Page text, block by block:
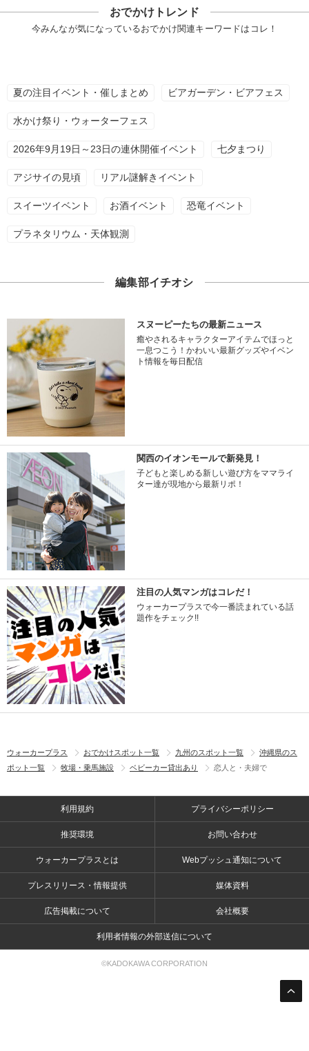
おでかけトレンド
今みんなが気になっているおでかけ関連キーワードはコレ！
夏の注目イベント・催しまとめ ビアガーデン・ビアフェス
水かけ祭り・ウォーターフェス
2026年9月19日～23日の連休開催イベント 七夕まつり
アジサイの見頃 リアル謎解きイベント
スイーツイベント お酒イベント 恐竜イベント
プラネタリウム・天体観測
編集部イチオシ
スヌーピーたちの最新ニュース
癒やされるキャラクターアイテムでほっと
一息つこう！かわいい最新グッズやイベン
ト情報を毎日配信
関西のイオンモールで新発見！
子どもと楽しめる新しい遊び方をママライ
ター達が現地から最新リポ！
注目の人気マンガはコレだ！
ウォーカープラスで今一番読まれている話
題作をチェック!!
ウォーカープラス おでかけスポット一覧 九州のスポット一覧
沖縄県のス
ポット一覧
牧場・乗馬施設 ベビーカー貸出あり 恋人と・夫婦で
利用規約 プライバシーポリシー
推奨環境 お問い合わせ
ウォーカープラスとは Webプッシュ通知について
プレスリリース・情報提供 媒体資料
広告掲載について 会社概要
利用者情報の外部送信について
©KADOKAWA CORPORATION